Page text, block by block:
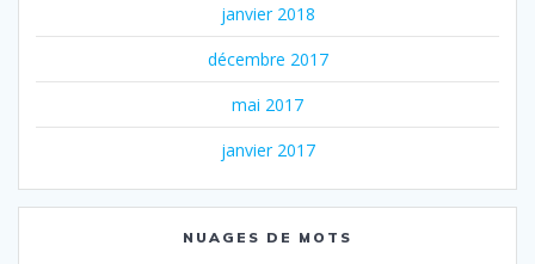
janvier 2018
décembre 2017
mai 2017
janvier 2017
NUAGES DE MOTS